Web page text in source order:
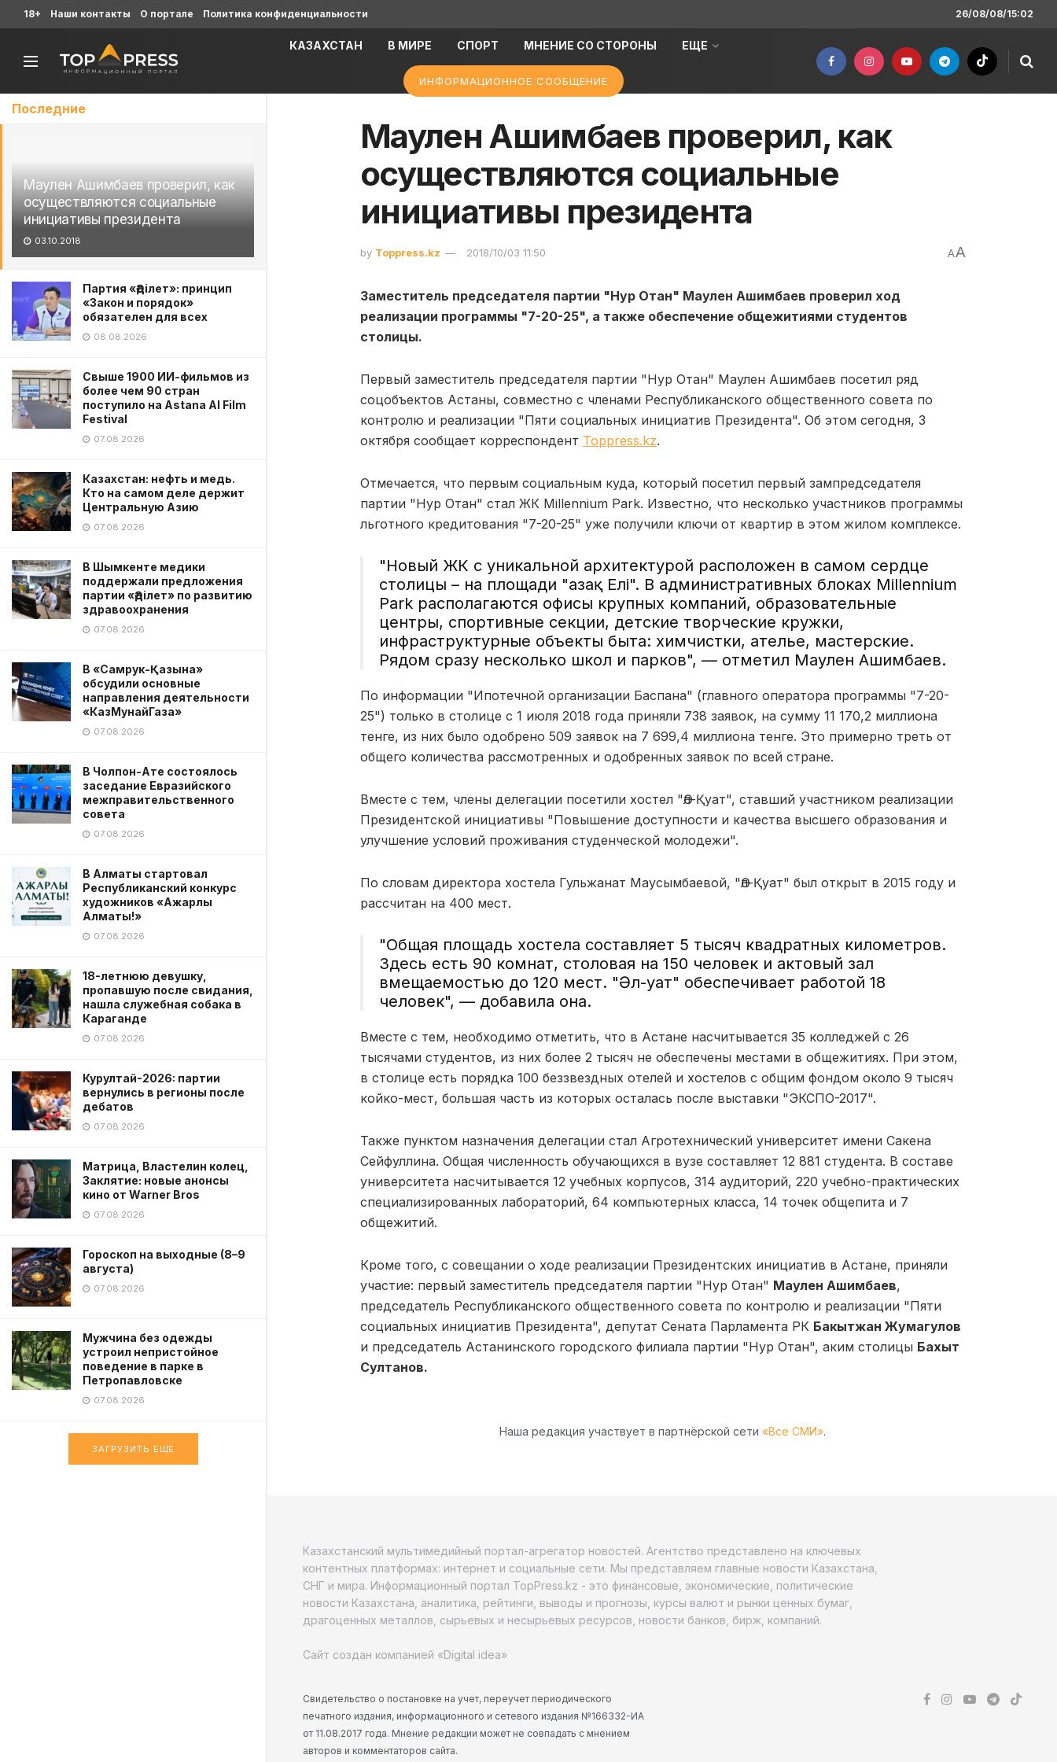
Последние
Маулен Ашимбаев проверил, как
осуществляются социальные
инициативы президента
03.10.2018
Партия «Әділет»: принцип
«Закон и порядок»
обязателен для всех
08.08.2026
Свыше 1900 ИИ-фильмов из
более чем 90 стран
поступило на Astana AI Film
Festival
07.08.2026
Казахстан: нефть и медь.
Кто на самом деле держит
Центральную Азию
07.08.2026
В Шымкенте медики
поддержали предложения
партии «Әділет» по развитию
здравоохранения
07.08.2026
В «Самрук-Қазына»
обсудили основные
направления деятельности
«КазМунайГаза»
07.08.2026
В Чолпон-Ате состоялось
заседание Евразийского
межправительственного
совета
07.08.2026
В Алматы стартовал
Республиканский конкурс
художников «Ажарлы
Алматы!»
07.08.2026
18-летнюю девушку,
пропавшую после свидания,
нашла служебная собака в
Караганде
07.08.2026
Курултай-2026: партии
вернулись в регионы после
дебатов
07.08.2026
Матрица, Властелин колец,
Заклятие: новые анонсы
кино от Warner Bros
07.08.2026
Гороскоп на выходные (8–9
августа)
07.08.2026
Мужчина без одежды
устроил непристойное
поведение в парке в
Петропавловске
07.08.2026
ЗАГРУЗИТЬ ЕЩЕ
18+ Наши контакты О портале Политика конфиденциальности 26/08/08/15:02
КАЗАХСТАН В МИРЕ СПОРТ МНЕНИЕ СО СТОРОНЫ ЕЩЕ
ИНФОРМАЦИОННОЕ СООБЩЕНИЕ
Маулен Ашимбаев проверил, как
осуществляются социальные
инициативы президента
by Toppress.kz 2018/10/03 11:50 AA
Заместитель председателя партии "Нур Отан" Маулен Ашимбаев проверил ход
реализации программы "7-20-25", а также обеспечение общежитиями студентов
столицы.
Первый заместитель председателя партии "Нур Отан" Маулен Ашимбаев посетил ряд
соцобъектов Астаны, совместно с членами Республиканского общественного совета по
контролю и реализации "Пяти социальных инициатив Президента". Об этом сегодня, 3
октября сообщает корреспондент Toppress.kz.
Отмечается, что первым социальным куда, который посетил первый зампредседателя
партии "Нур Отан" стал ЖК Millennium Park. Известно, что несколько участников программы
льготного кредитования "7-20-25" уже получили ключи от квартир в этом жилом комплексе.
"Новый ЖК с уникальной архитектурой расположен в самом сердце
столицы – на площади "Қазақ Елі". В административных блоках Millennium
Park располагаются офисы крупных компаний, образовательные
центры, спортивные секции, детские творческие кружки,
инфраструктурные объекты быта: химчистки, ателье, мастерские.
Рядом сразу несколько школ и парков", — отметил Маулен Ашимбаев.
По информации "Ипотечной организации Баспана" (главного оператора программы "7-20-
25") только в столице с 1 июля 2018 года приняли 738 заявок, на сумму 11 170,2 миллиона
тенге, из них было одобрено 509 заявок на 7 699,4 миллиона тенге. Это примерно треть от
общего количества рассмотренных и одобренных заявок по всей стране.
Вместе с тем, члены делегации посетили хостел "Әл-Қуат", ставший участником реализации
Президентской инициативы "Повышение доступности и качества высшего образования и
улучшение условий проживания студенческой молодежи".
По словам директора хостела Гульжанат Маусымбаевой, "Әл-Қуат" был открыт в 2015 году и
рассчитан на 400 мест.
"Общая площадь хостела составляет 5 тысяч квадратных километров.
Здесь есть 90 комнат, столовая на 150 человек и актовый зал
вмещаемостью до 120 мест. "Әл-Қуат" обеспечивает работой 18
человек", — добавила она.
Вместе с тем, необходимо отметить, что в Астане насчитывается 35 колледжей с 26
тысячами студентов, из них более 2 тысяч не обеспечены местами в общежитиях. При этом,
в столице есть порядка 100 беззвездных отелей и хостелов с общим фондом около 9 тысяч
койко-мест, большая часть из которых осталась после выставки "ЭКСПО-2017".
Также пунктом назначения делегации стал Агротехнический университет имени Сакена
Сейфуллина. Общая численность обучающихся в вузе составляет 12 881 студента. В составе
университета насчитывается 12 учебных корпусов, 314 аудиторий, 220 учебно-практических
специализированных лабораторий, 64 компьютерных класса, 14 точек общепита и 7
общежитий.
Кроме того, с совещании о ходе реализации Президентских инициатив в Астане, приняли
участие: первый заместитель председателя партии "Нур Отан" Маулен Ашимбаев,
председатель Республиканского общественного совета по контролю и реализации "Пяти
социальных инициатив Президента", депутат Сената Парламента РК Бакытжан Жумагулов
и председатель Астанинского городского филиала партии "Нур Отан", аким столицы Бахыт
Султанов.
Наша редакция участвует в партнёрской сети «Все СМИ».
Казахстанский мультимедийный портал-агрегатор новостей. Агентство представлено на ключевых
контентных платформах: интернет и социальные сети. Мы представляем главные новости Казахстана,
СНГ и мира. Информационный портал TopPress.kz - это финансовые, экономические, политические
новости Казахстана, аналитика, рейтинги, выводы и прогнозы, курсы валют и рынки ценных бумаг,
драгоценных металлов, сырьевых и несырьевых ресурсов, новости банков, бирж, компаний.
Сайт создан компанией «Digital idea»
Свидетельство о постановке на учет, переучет периодического
печатного издания, информационного и сетевого издания №166332-ИА
от 11.08.2017 года. Мнение редакции может не совпадать с мнением
авторов и комментаторов сайта.